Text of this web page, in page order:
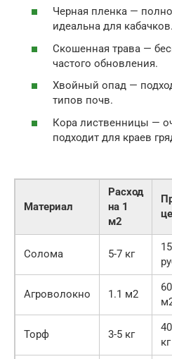
Черная пленка —
идеальна для кабачков.
Скошенная трава —
частого обновления.
Хвойный опад —
типов почв.
Кора лиственницы —
подходит для краев
Материал
Расход
на 1
м2
Солома 5-7 кг
Агроволокно 1.1 м2
Торф 3-5 кг
кг